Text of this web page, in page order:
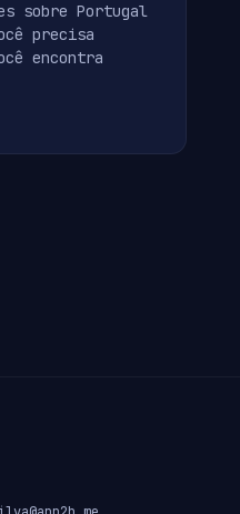
sobre Portugal
precisa
encontra